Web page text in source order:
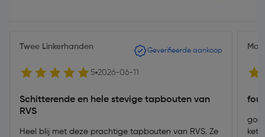
Twee Linkerhanden Geverifieerde aankoop
5 2026-06-11
Schitterende en hele stevige tapbouten van
RVS
Heel blij met deze prachtige tapbouten van RVS. Ze